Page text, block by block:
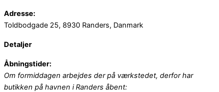
Adresse:
Toldbodgade 25, 8930 Randers, Danmark
Detaljer
Åbningstider:
Om formiddagen arbejdes der på værkstedet, derfor har
butikken på havnen i Randers åbent: